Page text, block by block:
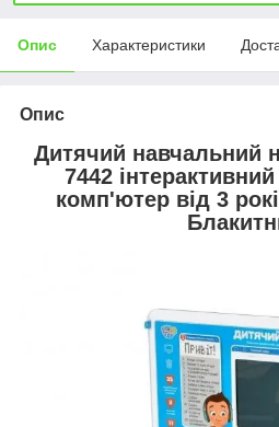
Опис Характеристики
Опис
Дитячий навчальний
7442
комп'ютер від 3